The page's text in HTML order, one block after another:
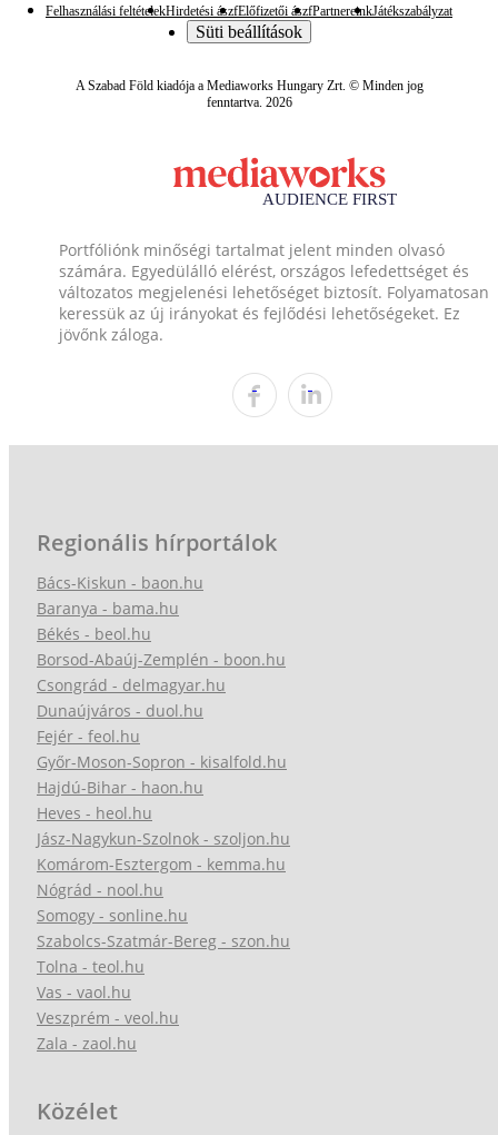
Felhasználási feltételekHirdetési ászfElőfizetői ászfPartnereinkJátékszabályzat
Süti beállítások
A Szabad Föld kiadója a Mediaworks Hungary Zrt. © Minden jog
fenntartva. 2026
Portfóliónk minőségi tartalmat jelent minden olvasó
számára. Egyedülálló elérést, országos lefedettséget és
változatos megjelenési lehetőséget biztosít. Folyamatosan
keressük az új irányokat és fejlődési lehetőségeket. Ez
jövőnk záloga.
Regionális hírportálok
Bács-Kiskun - baon.hu
Baranya - bama.hu
Békés - beol.hu
Borsod-Abaúj-Zemplén - boon.hu
Csongrád - delmagyar.hu
Dunaújváros - duol.hu
Fejér - feol.hu
Győr-Moson-Sopron - kisalfold.hu
Hajdú-Bihar - haon.hu
Heves - heol.hu
Jász-Nagykun-Szolnok - szoljon.hu
Komárom-Esztergom - kemma.hu
Nógrád - nool.hu
Somogy - sonline.hu
Szabolcs-Szatmár-Bereg - szon.hu
Tolna - teol.hu
Vas - vaol.hu
Veszprém - veol.hu
Zala - zaol.hu
Közélet